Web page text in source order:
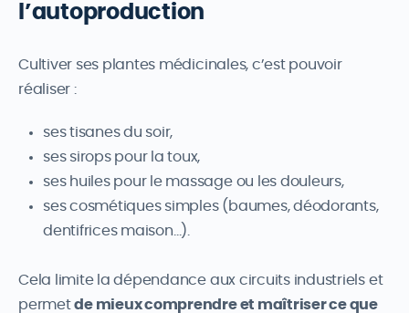
l’autoproduction
Cultiver ses plantes médicinales, c’est pouvoir
réaliser :
ses tisanes du soir,
ses sirops pour la toux,
ses huiles pour le massage ou les douleurs,
ses cosmétiques simples (baumes, déodorants,
dentifrices maison…).
Cela limite la dépendance aux circuits industriels et
permetde mieux comprendre et maîtriser ce que